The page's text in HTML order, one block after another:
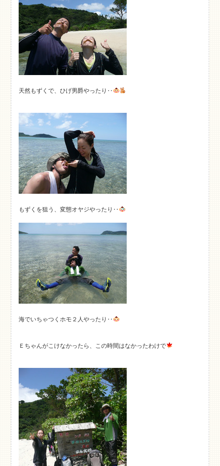
天然もずくで、ひげ男爵やったり‥
もずくを狙う、変態オヤジやったり‥
海でいちゃつくホモ２人やったり‥
Ｅちゃんがこけなかったら、この時間はなかったわけで